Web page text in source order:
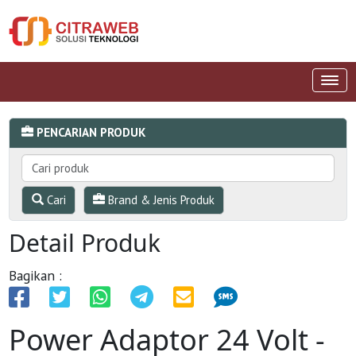
PENCARIAN PRODUK
Cari Brand & Jenis Produk
Detail Produk
Bagikan :
Power Adaptor 24 Volt -